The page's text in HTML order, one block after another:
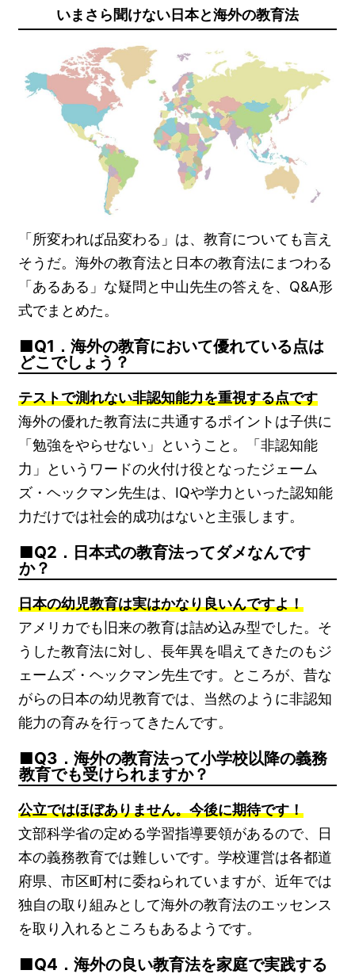
いまさら聞けない日本と海外の教育法
「所変われば品変わる」は、教育についても言え
そうだ。海外の教育法と日本の教育法にまつわる
「あるある」な疑問と中山先生の答えを、Q&A形
式でまとめた。
Q1．海外の教育において優れている点は
どこでしょう？
テストで測れない非認知能力を重視する点です
海外の優れた教育法に共通するポイントは子供に
「勉強をやらせない」ということ。「非認知能
力」というワードの火付け役となったジェーム
ズ・ヘックマン先生は、IQや学力といった認知能
力だけでは社会的成功はないと主張します。
Q2．日本式の教育法ってダメなんです
か？
日本の幼児教育は実はかなり良いんですよ！
アメリカでも旧来の教育は詰め込み型でした。そ
うした教育法に対し、長年異を唱えてきたのもジ
ェームズ・ヘックマン先生です。ところが、昔な
がらの日本の幼児教育では、当然のように非認知
能力の育みを行ってきたんです。
Q3．海外の教育法って小学校以降の義務
教育でも受けられますか？
公立ではほぼありません。今後に期待です！
文部科学省の定める学習指導要領があるので、日
本の義務教育では難しいです。学校運営は各都道
府県、市区町村に委ねられていますが、近年では
独自の取り組みとして海外の教育法のエッセンス
を取り入れるところもあるようです。
Q4．海外の良い教育法を家庭で実践する